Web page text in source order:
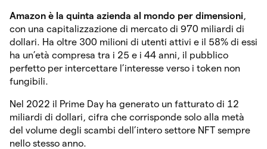
Amazon è la quinta azienda al mondo per dimensioni,
con una capitalizzazione di mercato di 970 miliardi di
dollari. Ha oltre 300 milioni di utenti attivi e il 58% di essi
ha un’età compresa tra i 25 e i 44 anni, il pubblico
perfetto per intercettare l’interesse verso i token non
fungibili.
Nel 2022 il Prime Day ha generato un fatturato di 12
miliardi di dollari, cifra che corrisponde solo alla metà
del volume degli scambi dell’intero settore NFT sempre
nello stesso anno.